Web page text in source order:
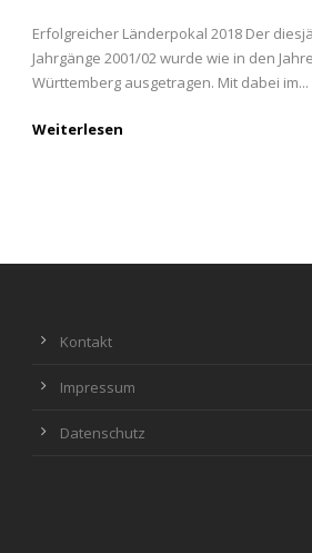
Erfolgreicher Länderpokal 2018 Der
Jahrgänge 2001/02 wurde wie in den
Württemberg ausgetragen. Mit dabei im...
Weiterlesen
Kontakt
Impressum
Datenschutz